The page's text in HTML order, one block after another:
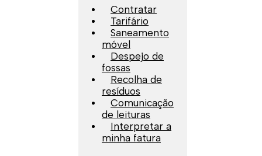
Contratar
Tarifário
Saneamento
móvel
Despejo de
fossas
Recolha de
resíduos
Comunicação
de leituras
Interpretar a
minha fatura